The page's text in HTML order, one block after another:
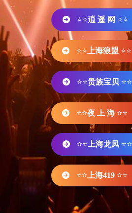
⭐⭐逍 遥 网 ⭐⭐
⭐⭐ 上海狼盟 ⭐⭐
⭐⭐贵族宝贝 ⭐⭐
⭐⭐夜 上 海 ⭐⭐
⭐⭐ 上海龙凤 ⭐⭐
⭐⭐ 上海419 ⭐⭐